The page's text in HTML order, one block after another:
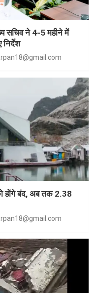
सचिव ने 4-5 महीने में
होंगे बंद, अब तक 2.38